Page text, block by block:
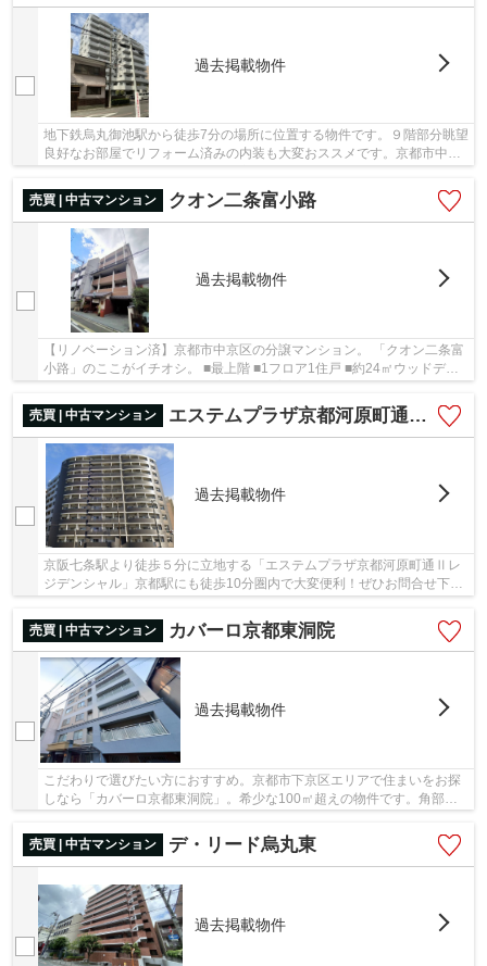
過去掲載物件
地下鉄烏丸御池駅から徒歩7分の場所に位置する物件です。９階部分眺望
良好なお部屋でリフォーム済みの内装も大変おススメです。京都市中京
売買 | 中古マンション
クオン二条富小路
過去掲載物件
【リノベーション済】京都市中京区の分譲マンション。 「クオン二条富
小路」のここがイチオシ。 ■最上階 ■1フロア1住戸 ■約24㎡ウッドデッ
売買 | 中古マンション
エステムプラザ京都河原町通Ⅱレジデンシャル
過去掲載物件
京阪七条駅より徒歩５分に立地する「エステムプラザ京都河原町通Ⅱレ
ジデンシャル」京都駅にも徒歩10分圏内で大変便利！ぜひお問合せ下さ
いませ、075-746-6270にお電話か、info@k-touju...
売買 | 中古マンション
カバーロ京都東洞院
過去掲載物件
こだわりで選びたい方におすすめ。京都市下京区エリアで住まいをお探
しなら「カバーロ京都東洞院」。希少な100㎡超えの物件です。角部屋
売買 | 中古マンション
デ・リード烏丸東
過去掲載物件